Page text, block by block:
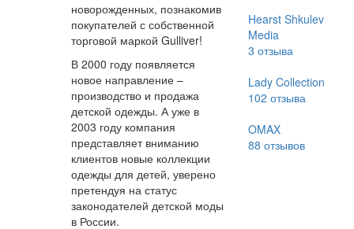
новорожденных, познакомив
покупателей с собственной
торговой маркой Gulliver!
В 2000 году появляется
новое направление –
производство и продажа
детской одежды. А уже в
2003 году компания
представляет вниманию
клиентов новые коллекции
одежды для детей, уверено
претендуя на статус
законодателей детской моды
в России.
Hearst Shkulev
Media
3 отзыва
Lady Collection
102 отзыва
OMAX
88 отзывов